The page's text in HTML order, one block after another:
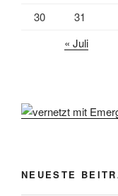
30
31
« Juli
NEUESTE